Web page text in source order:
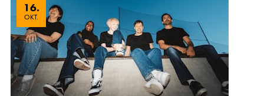
16.
OKT.